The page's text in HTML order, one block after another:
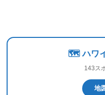
🗺️ ハワ
143ス
地